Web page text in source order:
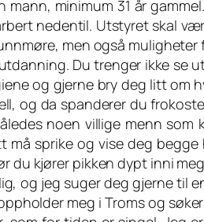
mann, minimum 31 år
nedentil. Utstyret skal
men også
Du trenger ikke se
og gjerne bry deg litt om
og da spanderer du
noen villige menn
må sprike og vise deg
du kjører pikken dypt inni
og jeg suger deg gjerne til
meg i Troms og